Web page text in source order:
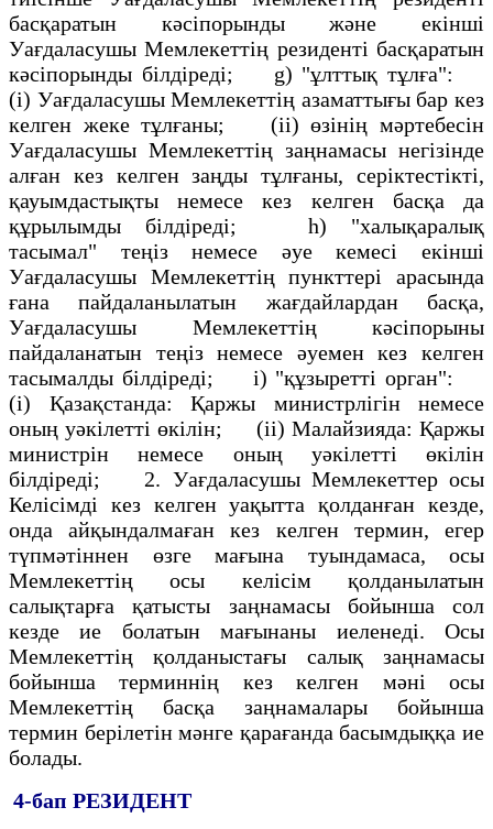
басқаратын кәсіпорынды және екінші
Уағдаласушы Мемлекеттің резиденті басқаратын
кәсіпорынды білдіреді; g) "ұлттық тұлға":
(і) Уағдаласушы Мемлекеттің азаматтығы бар кез
келген жеке тұлғаны; (іі) өзінің мәртебесін
Уағдаласушы Мемлекеттің заңнамасы негізінде
алған кез келген заңды тұлғаны, серіктестікті,
қауымдастықты немесе кез келген басқа да
құрылымды білдіреді; h) "халықаралық
тасымал" теңіз немесе әуе кемесі екінші
Уағдаласушы Мемлекеттің пункттері арасында
ғана пайдаланылатын жағдайлардан басқа,
Уағдаласушы Мемлекеттің кәсіпорыны
пайдаланатын теңіз немесе әуемен кез келген
тасымалды білдіреді; і) "құзыретті орган":
(і) Қазақстанда: Қаржы министрлігін немесе
оның уәкілетті өкілін; (іі) Малайзияда: Қаржы
министрін немесе оның уәкілетті өкілін
білдіреді; 2. Уағдаласушы Мемлекеттер осы
Келісімді кез келген уақытта қолданған кезде,
онда айқындалмаған кез келген термин, егер
түпмәтіннен өзге мағына туындамаса, осы
Мемлекеттің осы келісім қолданылатын
салықтарға қатысты заңнамасы бойынша сол
кезде ие болатын мағынаны иеленеді. Осы
Мемлекеттің қолданыстағы салық заңнамасы
бойынша терминнің кез келген мәні осы
Мемлекеттің басқа заңнамалары бойынша
термин берілетін мәнге қарағанда басымдыққа ие
болады.
4-бап РЕЗИДЕНТ